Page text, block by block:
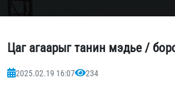
Цаг агаарыг танин мэдье /
2025.02.19 16:07 234